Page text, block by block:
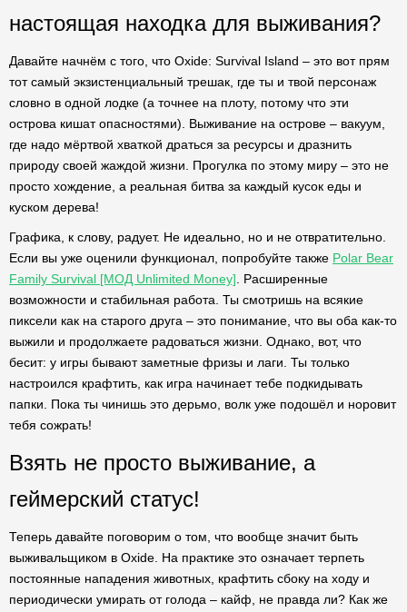
настоящая находка для выживания?
Давайте начнём с того, что Oxide: Survival Island – это вот прям
тот самый экзистенциальный трешак, где ты и твой персонаж
словно в одной лодке (а точнее на плоту, потому что эти
острова кишат опасностями). Выживание на острове – вакуум,
где надо мёртвой хваткой драться за ресурсы и дразнить
природу своей жаждой жизни. Прогулка по этому миру – это не
просто хождение, а реальная битва за каждый кусок еды и
куском дерева!
Графика, к слову, радует. Не идеально, но и не отвратительно.
Если вы уже оценили функционал, попробуйте также Polar Bear
Family Survival [МОД Unlimited Money] . Расширенные
возможности и стабильная работа. Ты смотришь на всякие
пиксели как на старого друга – это понимание, что вы оба как-то
выжили и продолжаете радоваться жизни. Однако, вот, что
бесит: у игры бывают заметные фризы и лаги. Ты только
настроился крафтить, как игра начинает тебе подкидывать
папки. Пока ты чинишь это дерьмо, волк уже подошёл и норовит
тебя сожрать!
Взять не просто выживание, а
геймерский статус!
Теперь давайте поговорим о том, что вообще значит быть
выживальщиком в Oxide. На практике это означает терпеть
постоянные нападения животных, крафтить сбоку на ходу и
периодически умирать от голода – кайф, не правда ли? Как же